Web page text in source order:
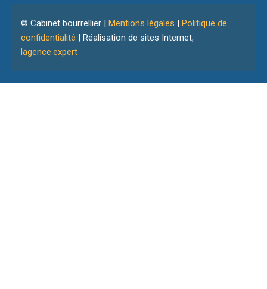
© Cabinet bourrellier | Mentions légales | Politique de
confidentialité | Réalisation de sites Internet,
lagence.expert